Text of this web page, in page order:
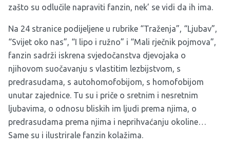
zašto su odlučile napraviti fanzin, nek’ se vidi da ih ima.
Na 24 stranice podijeljene u rubrike “Traženja”, “Ljubav”,
“Svijet oko nas”, “I lipo i ružno” i “Mali rječnik pojmova”,
fanzin sadrži iskrena svjedočanstva djevojaka o
njihovom suočavanju s vlastitim lezbijstvom, s
predrasudama, s autohomofobijom, s homofobijom
unutar zajednice. Tu su i priče o sretnim i nesretnim
ljubavima, o odnosu bliskih im ljudi prema njima, o
predrasudama prema njima i neprihvaćanju okoline…
Same su i ilustrirale fanzin kolažima.